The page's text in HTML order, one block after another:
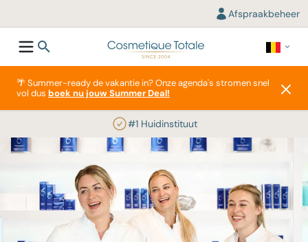
Afspraakbeheer
🌴 Summer-ready de vakantie in? Onze agenda's stromen snel
vol dus boek nu jouw Summer Deal!
#1 Huidinstituut